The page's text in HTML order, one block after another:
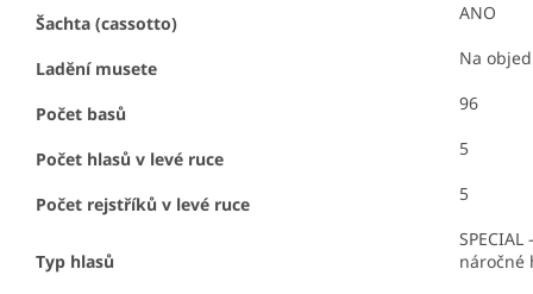
Šachta (cassotto) ANO
Ladění musete Na
Počet basů 96
Počet hlasů v levé ruce 5
Počet rejstříků v levé ruce 5
Typ hlasů
náročné